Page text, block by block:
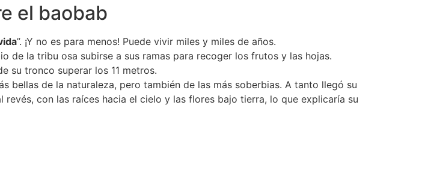
el baobab
”. ¡Y no es para menos! Puede vivir miles y miles de años.
de la tribu osa subirse a sus ramas para recoger los frutos y las hojas.
su tronco superar los 11 metros.
bellas de la naturaleza, pero también de las más soberbias. A tanto llegó su
con las raíces hacia el cielo y las flores bajo tierra, lo que explicaría su